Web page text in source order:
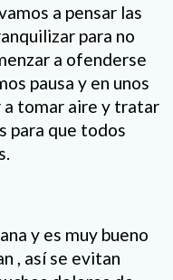
a pensar las
para no
a ofenderse
pausa y en unos
a tomar aire y tratar
para que todos
y es muy bueno
, así se evitan